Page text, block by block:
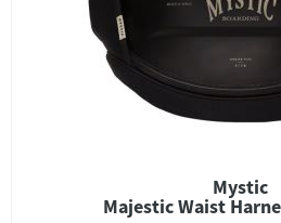
Mystic
Majestic Waist